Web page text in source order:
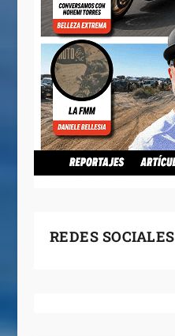
REDES SOCIALES